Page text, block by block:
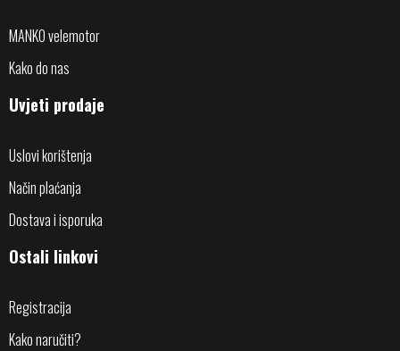
MANKO velemotor
Kako do nas
Uvjeti prodaje
Uslovi korištenja
Način plaćanja
Dostava i isporuka
Ostali linkovi
Registracija
Kako naručiti?